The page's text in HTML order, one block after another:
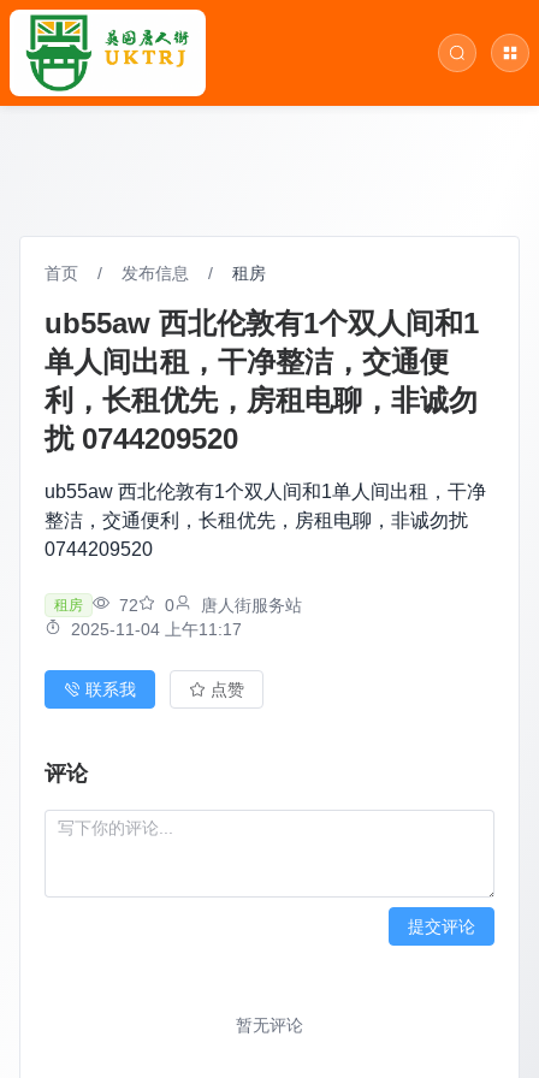
首页 / 发布信息 / 租房
ub55aw 西北伦敦有1个双人间和1
单人间出租，干净整洁，交通便
利，长租优先，房租电聊，非诚勿
扰 0744209520
ub55aw 西北伦敦有1个双人间和1单人间出租，干净
整洁，交通便利，长租优先，房租电聊，非诚勿扰
0744209520
租房 72 0
唐人街服务站
2025-11-04 上午11:17
联系我 点赞
评论
提交评论
暂无评论